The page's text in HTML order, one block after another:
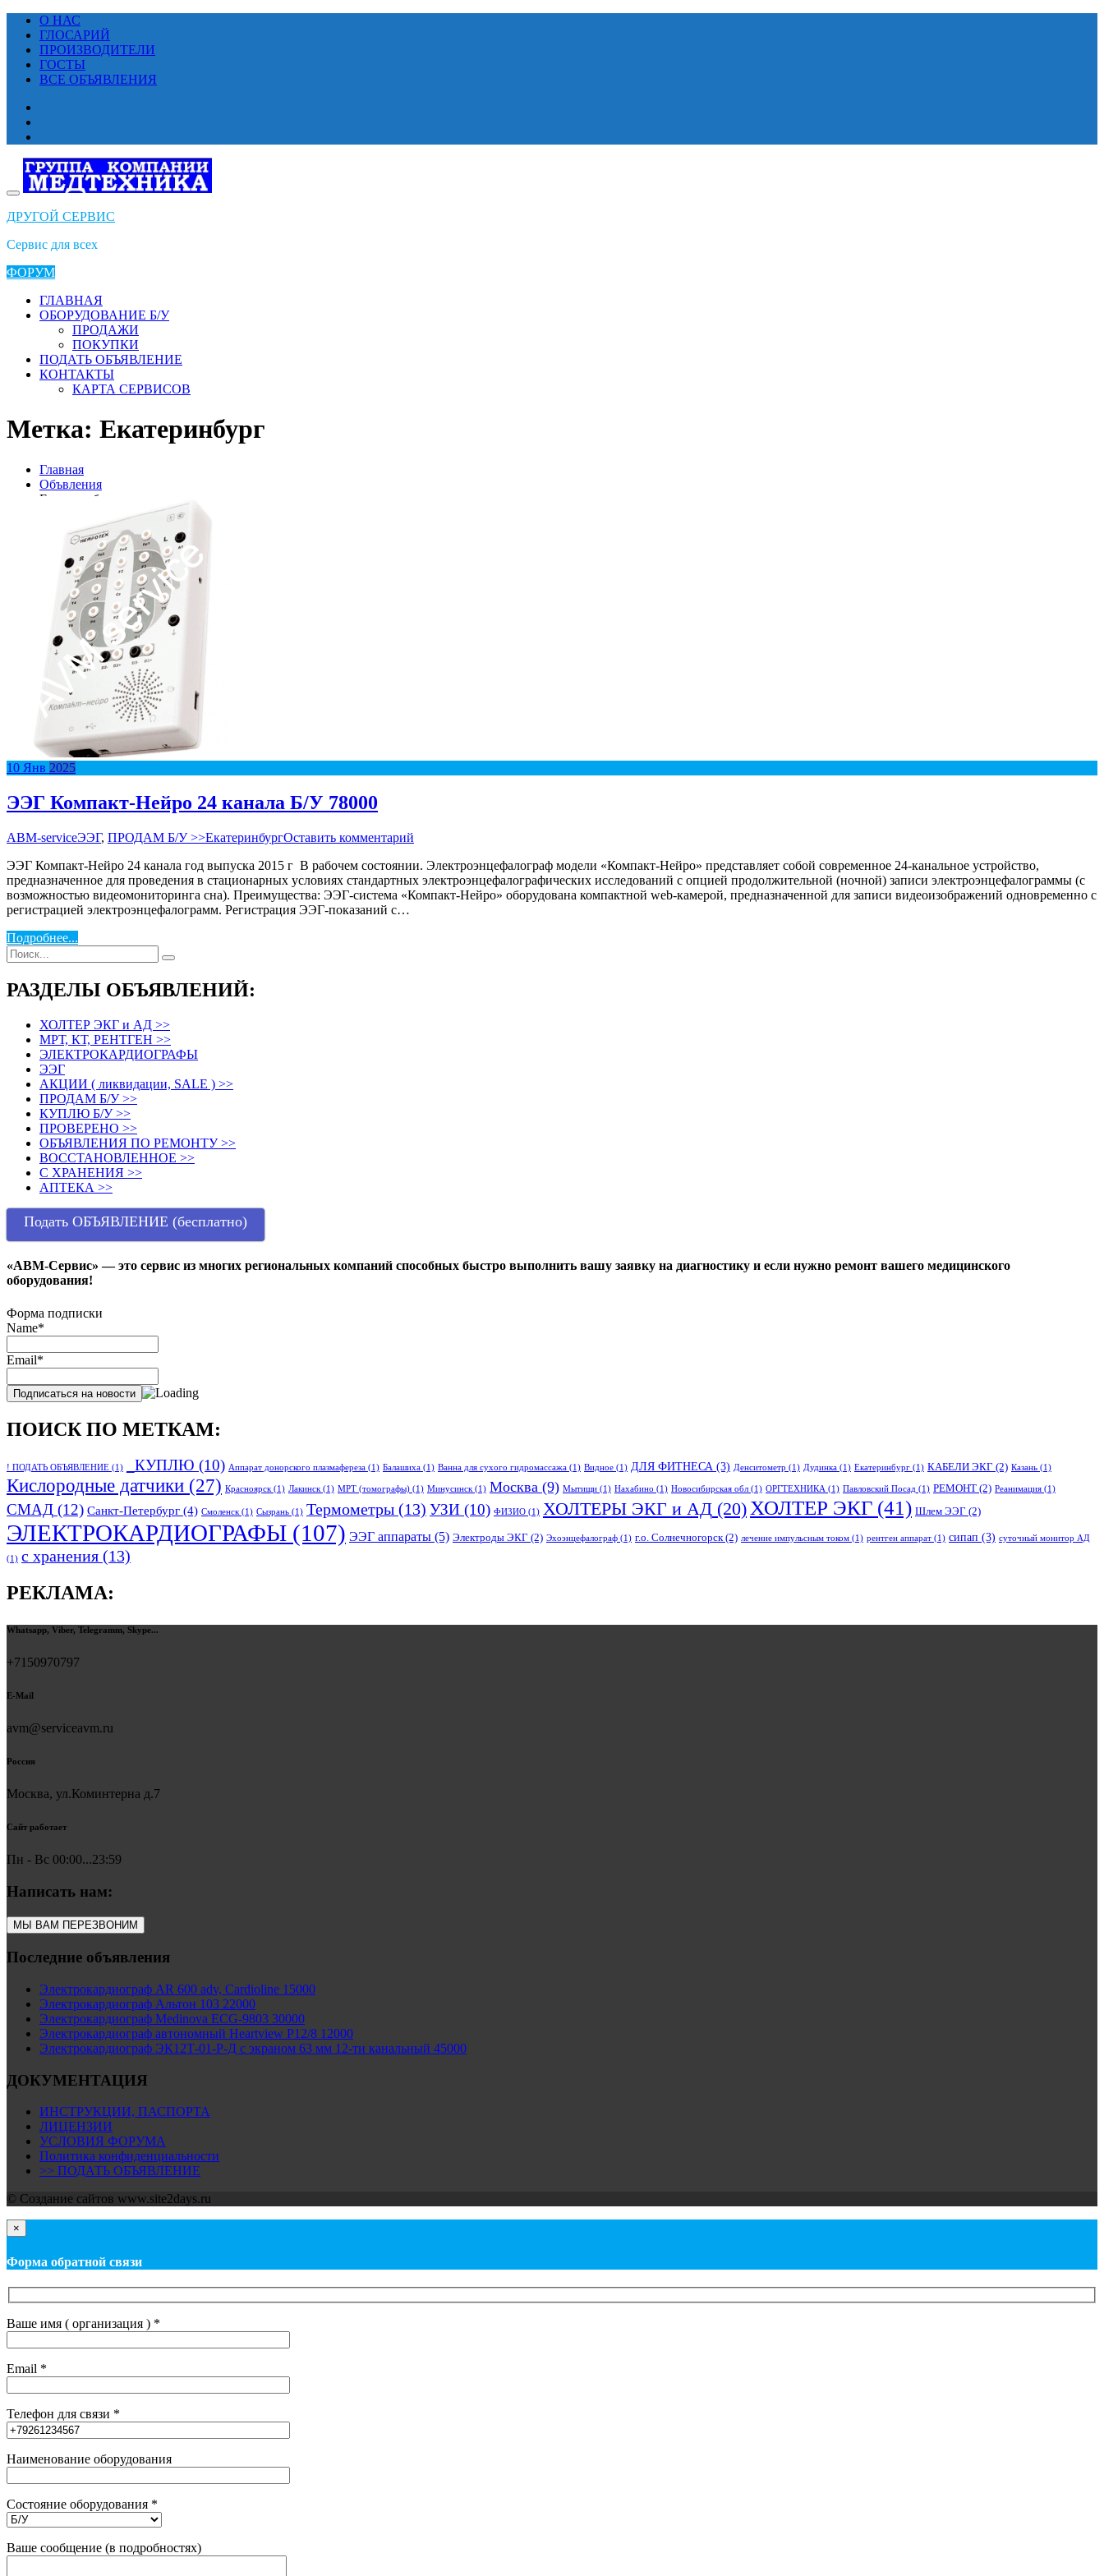
Перейти
содержимому
О НАС
ГЛОСАРИЙ
ПРОИЗВОДИТЕЛИ
ГОСТЫ
ВСЕ ОБЪЯВЛЕНИЯ
ДРУГОЙ СЕРВИС
Сервис для всех
ФОРУМ
ГЛАВНАЯ
ОБОРУДОВАНИЕ Б/У
ПРОДАЖИ
ПОКУПКИ
ПОДАТЬ ОБЪЯВЛЕНИЕ
КОНТАКТЫ
КАРТА СЕРВИСОВ
Метка: Екатеринбург
Главная
Объвления
Екатеринбург
10 Янв 2025
ЭЭГ Компакт-Нейро 24 канала Б/У 78000
АВM-serviceЭЭГ, ПРОДАМ Б/У >>ЕкатеринбургОставить комментарий
ЭЭГ Компакт-Нейро 24 канала год выпуска 2015 г В рабочем состоянии. Электроэнцефалограф модели «Компакт-Нейро» представляет собой современное 24-канальное устройство,
предназначенное для проведения в стационарных условиях стандартных электроэнцефалографических исследований с опцией продолжительной (ночной) записи электроэнцефалограммы (с
возможностью видеомониторинга сна). Преимущества: ЭЭГ-система «Компакт-Нейро» оборудована компактной web-камерой, предназначенной для записи видеоизображений одновременно с
регистрацией электроэнцефалограмм. Регистрация ЭЭГ-показаний с…
Подробнее...
РАЗДЕЛЫ ОБЪЯВЛЕНИЙ:
ХОЛТЕР ЭКГ и АД >>
МРТ, КТ, РЕНТГЕН >>
ЭЛЕКТРОКАРДИОГРАФЫ
ЭЭГ
АКЦИИ ( ликвидации, SALE ) >>
ПРОДАМ Б/У >>
КУПЛЮ Б/У >>
ПРОВЕРЕНО >>
ОБЪЯВЛЕНИЯ ПО РЕМОНТУ >>
ВОССТАНОВЛЕННОЕ >>
С ХРАНЕНИЯ >>
АПТЕКА >>
Подать ОБЪЯВЛЕНИЕ (бесплатно)
«АВМ-Сервис» — это сервис из многих региональных компаний способных быстро выполнить вашу заявку на диагностику и если нужно ремонт вашего медицинского
оборудования!
Форма подписки
Name*
Email*
ПОИСК ПО МЕТКАМ:
! ПОДАТЬ ОБЪЯВЛЕНИЕ (1) _КУПЛЮ (10) Аппарат донорского плазмафереза (1) Балашиха (1) Ванна для сухого гидромассажа (1) Видное (1) ДЛЯ ФИТНЕСА (3) Денситометр (1) Дудинка (1) Екатеринбург (1) КАБЕЛИ ЭКГ (2) Казань (1)
Кислородные датчики (27) Красноярск(1) Лакинск(1) МРТ (томографы) (1) Минусинск(1) Москва (9) Мытищи (1) Нахабино (1) Новосибирская обл (1) ОРГТЕХНИКА (1) Павловский Посад (1) РЕМОНТ (2) Реанимация (1)
СМАД (12) Санкт-Петербург (4) Смоленск(1) Сызрань (1) Термометры (13) УЗИ (10) ФИЗИО (1) ХОЛТЕРЫ ЭКГ и АД (20)ХОЛТЕР ЭКГ (41) Шлем ЭЭГ (2)
ЭЛЕКТРОКАРДИОГРАФЫ (107) ЭЭГ аппараты (5) Электроды ЭКГ (2) Эхоэнцефалограф (1) г.о. Солнечногорск(2) лечение импульсным током (1) рентген аппарат (1) сипап (3) суточный монитор АД
(1) с хранения (13)
РЕКЛАМА:
Whatsapp, Viber, Telegramm, Skype...
+7150970797
E-Mail
avm@serviceavm.ru
Россия
Москва, ул.Коминтерна д.7
Сайт работает
Пн - Вс 00:00...23:59
Написать нам:
МЫ ВАМ ПЕРЕЗВОНИМ
Последние объявления
Электрокардиограф AR 600 adv, Cardioline 15000
Электрокардиограф Альтон 103 22000
Электрокардиограф Medinova ECG-9803 30000
Электрокардиограф автономный Heartview P12/8 12000
Электрокардиограф ЭК12Т-01-Р-Д с экраном 63 мм 12-ти канальный 45000
ДОКУМЕНТАЦИЯ
ИНСТРУКЦИИ, ПАСПОРТА
ЛИЦЕНЗИИ
УСЛОВИЯ ФОРУМА
Политика конфиденциальности
>> ПОДАТЬ ОБЪЯВЛЕНИЕ
© Cоздание сайтов www.site2days.ru
×
Форма обратной связи
Ваше имя ( организация ) *
Email *
Телефон для связи *
Наименование оборудования
Состояние оборудования *
Ваше сообщение (в подробностях)